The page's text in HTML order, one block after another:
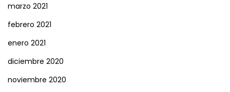
marzo 2021
febrero 2021
enero 2021
diciembre 2020
noviembre 2020